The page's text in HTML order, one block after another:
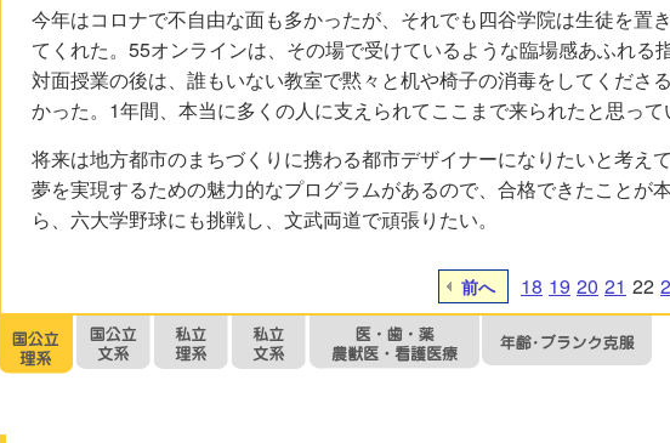
今年はコロナで不自由な面も多かったが、それでも四谷学院は生徒を置
てくれた。55オンラインは、その場で受けているような臨場感あふれる
対面授業の後は、誰もいない教室で黙々と机や椅子の消毒をしてくださ
かった。1年間、本当に多くの人に支えられてここまで来られたと思って
将来は地方都市のまちづくりに携わる都市デザイナーになりたいと考え
夢を実現するための魅力的なプログラムがあるので、合格できたことが
ら、六大学野球にも挑戦し、文武両道で頑張りたい。
前へ 18 19 20 21 22